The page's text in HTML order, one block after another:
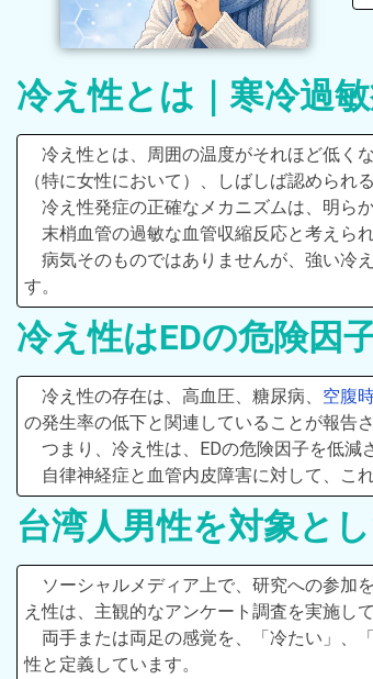
冷え性とは｜寒冷過
冷え性とは、周囲の温度がそれほど低く
（特に女性において）、しばしば認められ
冷え性発症の正確なメカニズムは、明ら
末梢血管の過敏な血管収縮反応と考えら
病気そのものではありませんが、強い冷
す。
冷え性はEDの危険因
冷え性の存在は、高血圧、糖尿病、 空腹
の発生率の低下と関連していることが報告
つまり、冷え性は、EDの危険因子を低減
自律神経症と血管内皮障害に対して、こ
台湾人男性を対象と
ソーシャルメディア上で、研究への参加
え性は、主観的なアンケート調査を実施して
両手または両足の感覚を、「冷たい」、
性と定義しています。